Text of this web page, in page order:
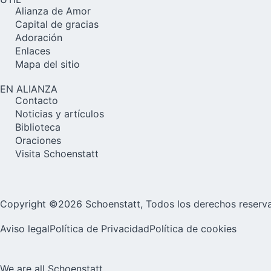
Alianza de Amor
Capital de gracias
Adoración
Enlaces
Mapa del sitio
EN ALIANZA
Contacto
Noticias y artículos
Biblioteca
Oraciones
Visita Schoenstatt
Copyright ©2026 Schoenstatt, Todos los derechos
Aviso legalPolítica de PrivacidadPolítica de cookies
We are all Schoenstatt